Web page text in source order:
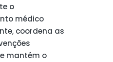
o
médico
coordena as
mantém o